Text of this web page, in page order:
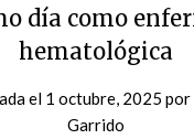
día como
hematológica
el 1 octubre, 2025 por
Garrido